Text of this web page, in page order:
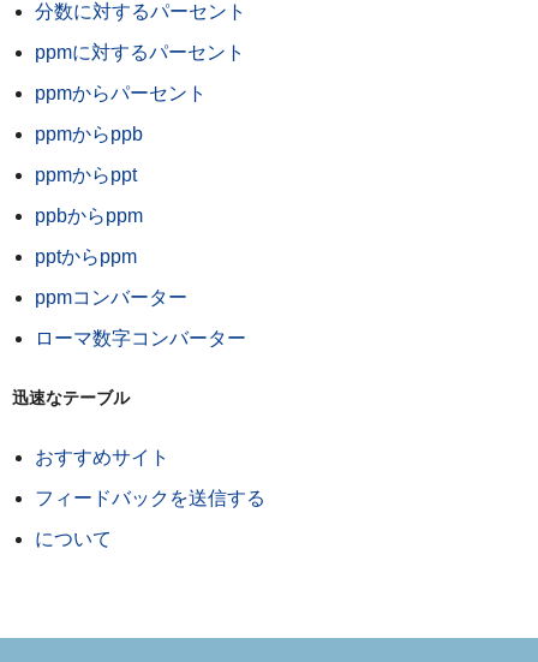
分数に対するパーセント
ppmに対するパーセント
ppmからパーセント
ppmからppb
ppmからppt
ppbからppm
pptからppm
ppmコンバーター
ローマ数字コンバーター
迅速なテーブル
おすすめサイト
フィードバックを送信する
について